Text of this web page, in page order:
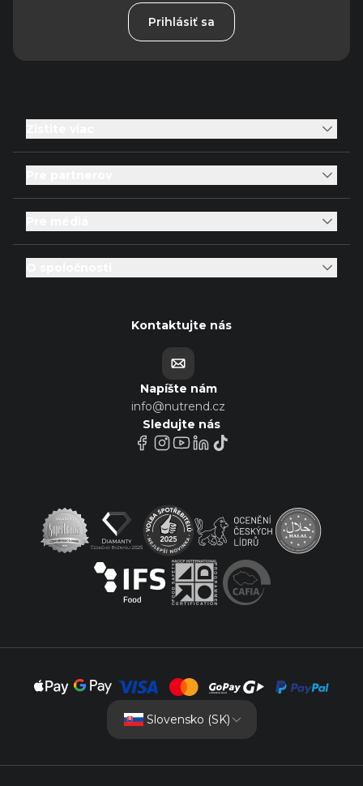
Prihlásiť sa
Kontaktujte nás
Napíšte nám
info@nutrend.cz
Sledujte nás
Slovensko (SK)